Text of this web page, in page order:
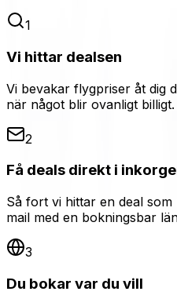
1
Vi hittar dealsen
Vi bevakar flygpriser åt dig
när något blir ovanligt
2
Få deals direkt i
Så fort vi hittar en deal
mail med en bokningsbar
3
Du bokar var du vill